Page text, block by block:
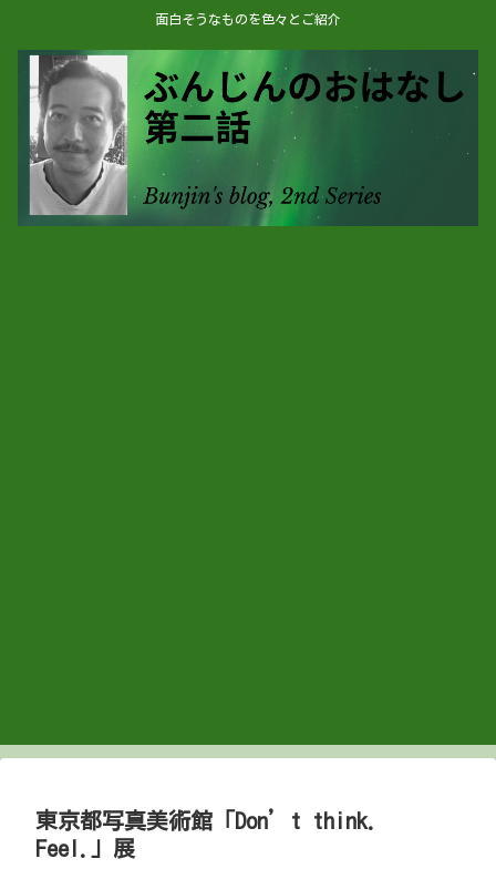
面白そうなものを色々とご紹介
東京都写真美術館「Don’t think.
Feel.」展